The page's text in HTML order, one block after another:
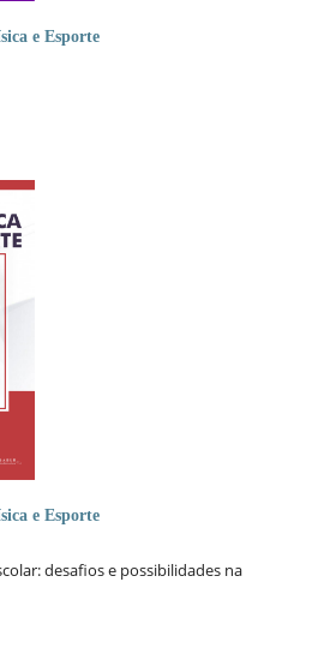
e Esporte
e Esporte
desafios e possibilidades na